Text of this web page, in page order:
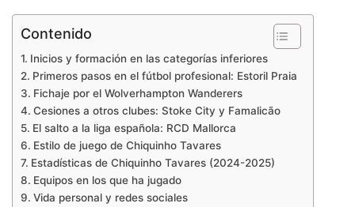
Contenido
Inicios y formación en las categorías inferiores
Primeros pasos en el fútbol profesional: Estoril Praia
Fichaje por el Wolverhampton Wanderers
Cesiones a otros clubes: Stoke City y Famalicão
El salto a la liga española: RCD Mallorca
Estilo de juego de Chiquinho Tavares
Estadísticas de Chiquinho Tavares (2024-2025)
Equipos en los que ha jugado
Vida personal y redes sociales